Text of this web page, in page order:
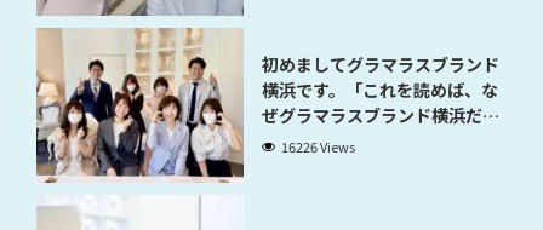
初めましてグラマラスブランド
横浜です。「これを読めば、な
ぜグラマラスブランド横浜だと
稼げるのかが分かります」
16226 Views